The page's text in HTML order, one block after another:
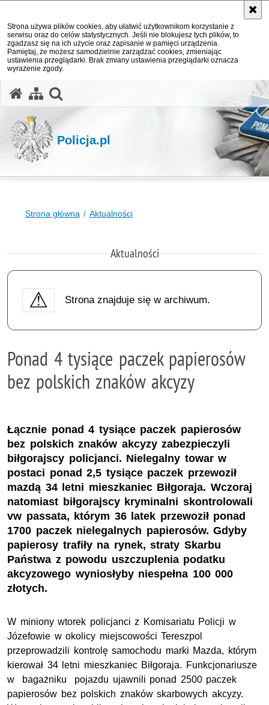
Strona używa plików cookies, aby ułatwić użytkownikom korzystanie z
serwisu oraz do celów statystycznych. Jeśli nie blokujesz tych plików, to
zgadzasz się na ich użycie oraz zapisanie w pamięci urządzenia.
Pamiętaj, że możesz samodzielnie zarządzać cookies, zmieniając
ustawienia przeglądarki. Brak zmiany ustawienia przeglądarki oznacza
wyrażenie zgody.
Policja.pl
Strona główna Aktualności
Aktualności
Strona znajduje się w archiwum.
Ponad 4 tysiące paczek papierosów
bez polskich znaków akcyzy
Łącznie ponad 4 tysiące paczek papierosów
bez polskich znaków akcyzy zabezpieczyli
biłgorajscy policjanci. Nielegalny towar w
postaci ponad 2,5 tysiące paczek przewoził
mazdą 34 letni mieszkaniec Biłgoraja. Wczoraj
natomiast biłgorajscy kryminalni skontrolowali
vw passata, którym 36 latek przewoził ponad
1700 paczek nielegalnych papierosów. Gdyby
papierosy trafiły na rynek, straty Skarbu
Państwa z powodu uszczuplenia podatku
akcyzowego wyniosłyby niespełna 100 000
złotych.
W miniony wtorek policjanci z Komisariatu Policji w
Józefowie w okolicy miejscowości Tereszpol
przeprowadzili kontrolę samochodu marki Mazda, którym
kierował 34 letni mieszkaniec Biłgoraja. Funkcjonariusze
w bagażniku pojazdu ujawnili ponad 2500 paczek
papierosów bez polskich znaków skarbowych akcyzy.